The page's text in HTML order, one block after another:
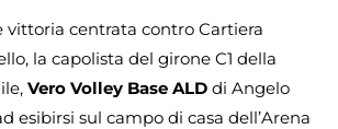
vittoria centrata contro Cartiera
la capolista del girone C1 della
Vero Volley Base ALD di Angelo
esibirsi sul campo di casa dell’Arena